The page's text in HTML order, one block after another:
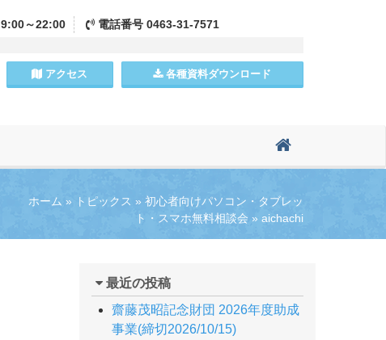
9:00～22:00 電話番号0463-31-7571
アクセス 各種資料ダウンロード
ホーム » トピックス » 初心者向けパソコン・タブレッ
ト・スマホ無料相談会 » aichachi
最近の投稿
齋藤茂昭記念財団 2026年度助成
事業(締切2026/10/15)